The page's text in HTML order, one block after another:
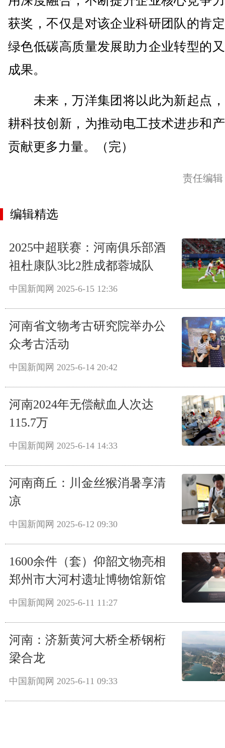
获奖，不仅是对该企业科研团队的肯
绿色低碳高质量发展助力企业转型的
成果。
未来，万洋集团将以此为新起点
耕科技创新，为推动电工技术进步和
贡献更多力量。（完）
责任编
编辑精选
2025中超联赛：河南俱乐部酒
祖杜康队3比2胜成都蓉城队
中国新闻网 2025-6-15 12:36
河南省文物考古研究院举办公
众考古活动
中国新闻网 2025-6-14 20:42
河南2024年无偿献血人次达
115.7万
中国新闻网 2025-6-14 14:33
河南商丘：川金丝猴消暑享清
凉
中国新闻网 2025-6-12 09:30
1600余件（套）仰韶文物亮相
郑州市大河村遗址博物馆新馆
中国新闻网 2025-6-11 11:27
河南：济新黄河大桥全桥钢桁
梁合龙
中国新闻网 2025-6-11 09:33